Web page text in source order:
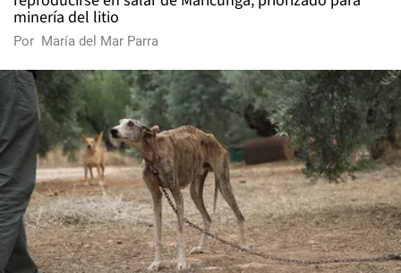
minería del litio
Por María del Mar Parra